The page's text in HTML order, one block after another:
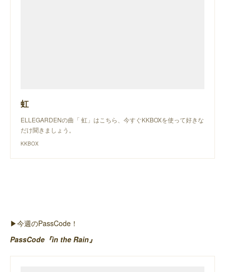
虹
ELLEGARDENの曲「 虹」はこちら、今すぐKKBOXを使って好きな
だけ聞きましょう。
KKBOX
▶︎今週のPassCode！
PassCode『in the Rain』